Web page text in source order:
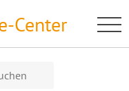
Center